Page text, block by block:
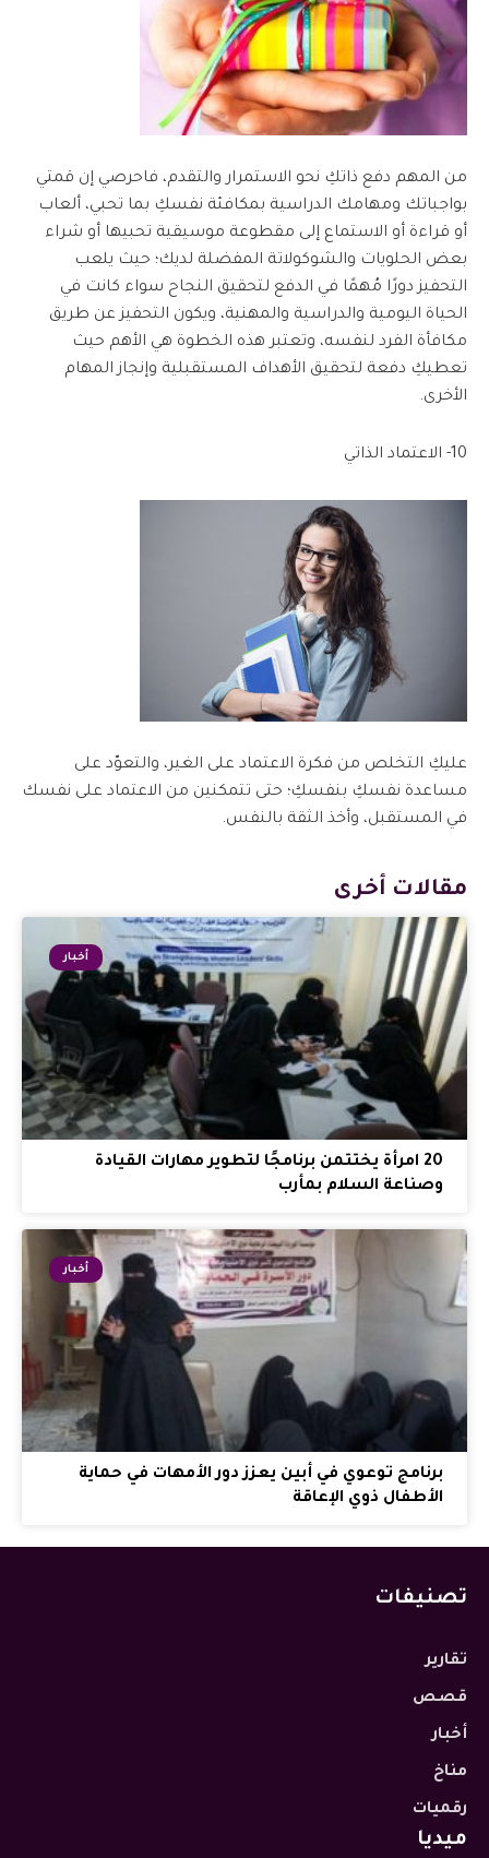
من المهم دفع ذاتكِ نحو الاستمرار والتقدم، فاحرصي إن قمتي
بواجباتك ومهامك الدراسية بمكافئة نفسكِ بما تحبي، ألعاب
أو قراءة أو الاستماع إلى مقطوعة موسيقية تحبيها أو شراء
بعض الحلويات والشوكولاتة المفضلة لديك؛ حيث يلعب
التحفيز دورًا مُهمًا في الدفع لتحقيق النجاح سواء كانت في
الحياة اليومية والدراسية والمهنية، ويكون التحفيز عن طريق
مكافأة الفرد لنفسه، وتعتبر هذه الخطوة هي الأهم حيث
تعطيكِ دفعة لتحقيق الأهداف المستقبلية وإنجاز المهام
الأخرى.
10- الاعتماد الذاتي
عليكِ التخلص من فكرة الاعتماد على الغير، والتعوّد على
مساعدة نفسكِ بنفسكِ؛ حتى تتمكنين من الاعتماد على نفسك
في المستقبل، وأخذ الثقة بالنفس.
مقالات أخرى
أخبار
20 امرأة يختتمن برنامجًا لتطوير مهارات القيادة
وصناعة السلام بمأرب
أخبار
برنامج توعوي في أبين يعزز دور الأمهات في حماية
الأطفال ذوي الإعاقة
تصنيفات
تقارير
قصص
أخبار
مناخ
رقميات
ميديا